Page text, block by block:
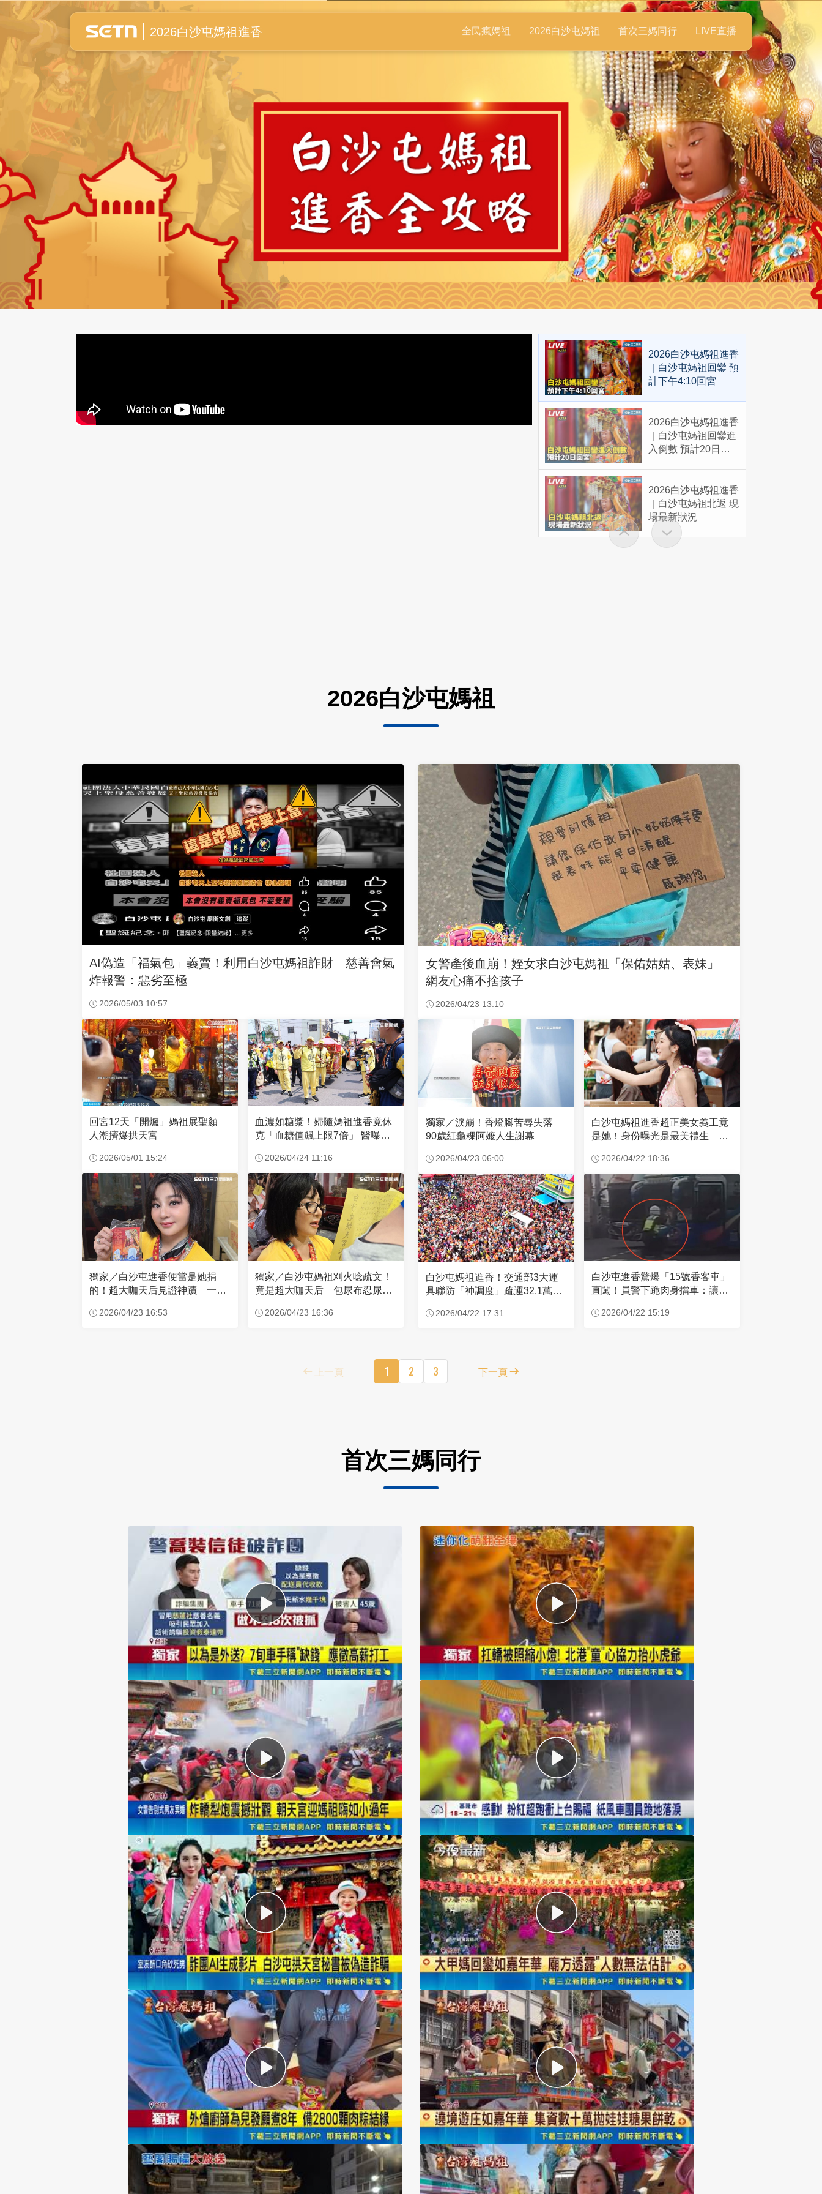
白沙屯媽祖進香全紀錄
2026白沙屯媽祖進香 全民瘋媽祖 2026白沙屯媽祖 首次三媽同行 LIVE直播
2026白沙屯媽祖進香
｜白沙屯媽祖回鑾 預
計下午4:10回宮
2026白沙屯媽祖進香
｜白沙屯媽祖回鑾進
入倒數 預計20日回
2026白沙屯媽祖進香
｜白沙屯媽祖北返 現
場最新狀況
2026白沙屯媽祖
AI偽造「福氣包」義賣！利用白沙屯媽祖詐財 慈善會氣
炸報警：惡劣至極
2026/05/03 10:57
回宮12天「開爐」媽祖展聖顏
人潮擠爆拱天宮
2026/05/01 15:24
血濃如糖漿！婦隨媽祖進香竟休
克「血糖值飆上限7倍」 醫曝原
2026/04/24 11:16
獨家／白沙屯進香便當是她捐
的！超大咖天后見證神蹟 一靠
2026/04/23 16:53
獨家／白沙屯媽祖刈火唸疏文！
竟是超大咖天后 包尿布忍尿5
2026/04/23 16:36
女警產後血崩！姪女求白沙屯媽祖「保佑姑姑、表妹」
網友心痛不捨孩子
2026/04/23 13:10
獨家／淚崩！香燈腳苦尋失落
90歲紅龜粿阿嬤人生謝幕
2026/04/23 06:00
白沙屯媽祖進香超正美女義工竟
是她！身份曝光是最美禮生 一
2026/04/22 18:36
白沙屯媽祖進香！交通部3大運
具聯防「神調度」疏運32.1萬創
2026/04/22 17:31
白沙屯進香驚爆「15號香客車」
直闖！員警下跪肉身擋車：讓行
2026/04/22 15:19
上一頁 1 2 3 下一頁
首次三媽同行